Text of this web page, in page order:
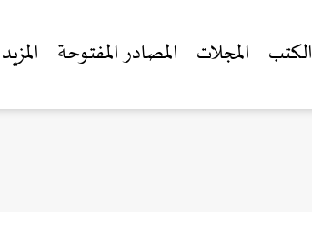
الكتب المجلات المصادر المفتوحة